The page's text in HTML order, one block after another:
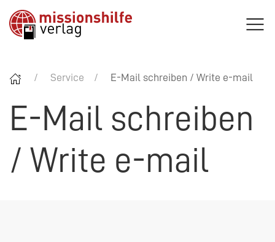
Service E-Mail schreiben / Write e-mail
E-Mail schreiben
/ Write e-mail